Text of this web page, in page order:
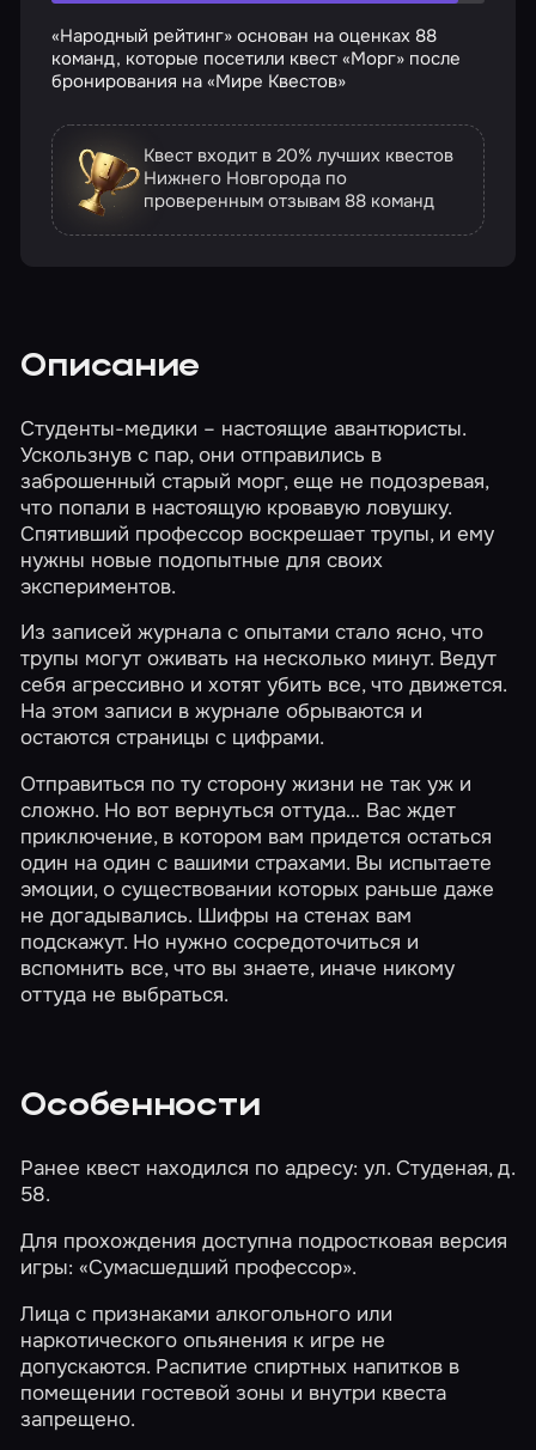
«Народный рейтинг» основан на оценках 88
команд, которые посетили квест «Морг» после
бронирования на «Мире Квестов»
Квест входит в 20% лучших квестов
Нижнего Новгорода по
проверенным отзывам 88 команд
Описание
Студенты-медики – настоящие авантюристы.
Ускользнув с пар, они отправились в
заброшенный старый морг, еще не подозревая,
что попали в настоящую кровавую ловушку.
Спятивший профессор воскрешает трупы, и ему
нужны новые подопытные для своих
экспериментов.
Из записей журнала с опытами стало ясно, что
трупы могут оживать на несколько минут. Ведут
себя агрессивно и хотят убить все, что движется.
На этом записи в журнале обрываются и
остаются страницы с цифрами.
Отправиться по ту сторону жизни не так уж и
сложно. Но вот вернуться оттуда… Вас ждет
приключение, в котором вам придется остаться
один на один с вашими страхами. Вы испытаете
эмоции, о существовании которых раньше даже
не догадывались. Шифры на стенах вам
подскажут. Но нужно сосредоточиться и
вспомнить все, что вы знаете, иначе никому
оттуда не выбраться.
Особенности
Ранее квест находился по адресу: ул. Студеная, д.
58.
Для прохождения доступна подростковая версия
игры:«Сумасшедший профессор».
Лица с признаками алкогольного или
наркотического опьянения к игре не
допускаются. Распитие спиртных напитков в
помещении гостевой зоны и внутри квеста
запрещено.